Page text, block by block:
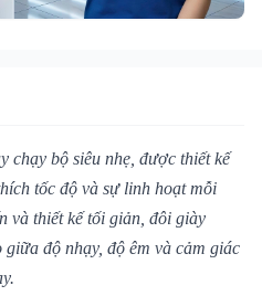
chạy bộ siêu nhẹ, được thiết kế
tốc độ và sự linh hoạt mỗi
và thiết kế tối giản, đôi giày
độ nhạy, độ êm và cảm giác